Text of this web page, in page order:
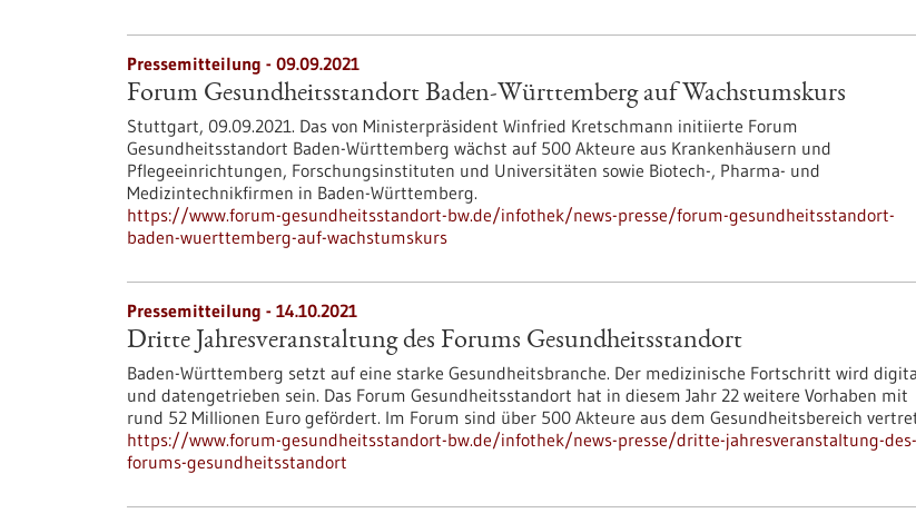
Pressemitteilung - 09.09.2021
Forum Gesundheitsstandort Baden-Württemberg auf Wachstumskurs
Stuttgart, 09.09.2021. Das von Ministerpräsident Winfried Kretschmann initiierte Forum
Gesundheitsstandort Baden-Württemberg wächst auf 500 Akteure aus Krankenhäusern und
Pflegeeinrichtungen, Forschungsinstituten und Universitäten sowie Biotech-, Pharma- und
Medizintechnikfirmen in Baden-Württemberg.
https://www.forum-gesundheitsstandort-bw.de/infothek/news-presse/forum-gesundheitsstandort-
baden-wuerttemberg-auf-wachstumskurs
Pressemitteilung - 14.10.2021
Dritte Jahresveranstaltung des Forums Gesundheitsstandort
Baden-Württemberg setzt auf eine starke Gesundheitsbranche. Der medizinische Fortschritt wird
und datengetrieben sein. Das Forum Gesundheitsstandort hat in diesem Jahr 22 weitere Vorhaben mit
rund 52 Millionen Euro gefördert. Im Forum sind über 500 Akteure aus dem Gesundheitsbereich
https://www.forum-gesundheitsstandort-bw.de/infothek/news-presse/dritte-jahresveranstaltung-des-
forums-gesundheitsstandort